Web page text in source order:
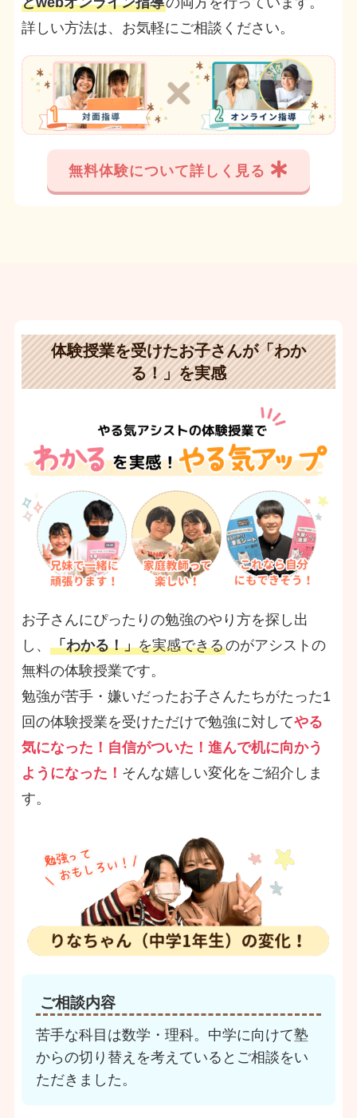
詳しい方法は、お気軽にご相談ください。
無料体験について詳しく見る
体験授業を受けたお子さんが「わか
る！」を実感
お子さんにぴったりの勉強のやり方を探し出
し、 「わかる！」を実感できるのがアシストの
無料の体験授業です。
勉強が苦手・嫌いだったお子さんたちがたった1
回の体験授業を受けただけで勉強に対してやる
気になった！自信がついた！進んで机に向かう
ようになった！ そんな嬉しい変化をご紹介しま
す。
ご相談内容
苦手な科目は数学・理科。中学に向けて塾
からの切り替えを考えているとご相談をい
ただきました。